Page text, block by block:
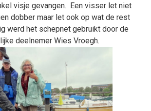
visje gevangen. Een visser let niet
dobber maar let ook op wat de rest
werd het schepnet gebruikt door de
deelnemer Wies Vroegh.